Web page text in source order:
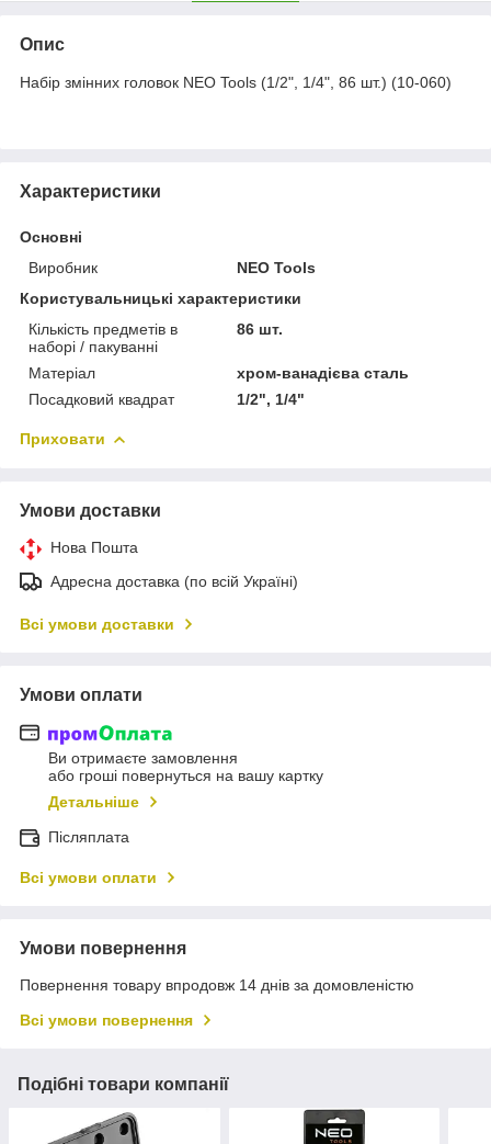
Опис
Набір змінних головок NEO Tools (1/2", 1/4", 86 шт.) (10-060)
Характеристики
Основні
Виробник
NEO Tools
Користувальницькі характеристики
Кількість предметів в
наборі / пакуванні
86 шт.
Матеріал
хром-ванадієва сталь
Посадковий квадрат
1/2", 1/4"
Приховати
Умови доставки
Нова Пошта
Адресна доставка (по всій Україні)
Всі умови доставки
Умови оплати
Ви отримаєте замовлення
або гроші повернуться на вашу картку
Детальніше
Післяплата
Всі умови оплати
Умови повернення
Повернення товару впродовж 14 днів за домовленістю
Всі умови повернення
Подібні товари компанії